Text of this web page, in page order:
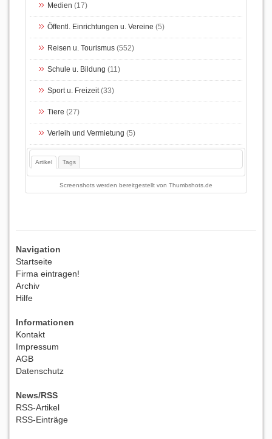
Medien (17)
Öffentl. Einrichtungen u. Vereine (5)
Reisen u. Tourismus (552)
Schule u. Bildung (11)
Sport u. Freizeit(33)
Tiere (27)
Verleih und Vermietung (5)
Artikel Tags
Screenshots werden bereitgestellt von Thumbshots.de
Navigation
Startseite
Firma eintragen!
Archiv
Hilfe
Informationen
Kontakt
Impressum
AGB
Datenschutz
News/RSS
RSS-Artikel
RSS-Einträge